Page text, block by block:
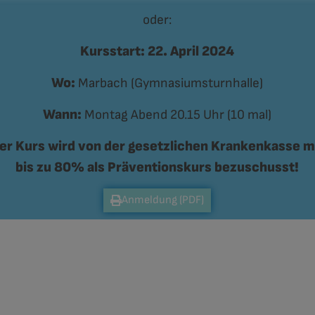
oder:
Kursstart: 22. April 2024
Wo: Marbach (Gymnasiumsturnhalle)
Wann: Montag Abend 20.15 Uhr (10 mal)
Kurs wird von der gesetzlichen Krankenkasse
bis zu 80% als Präventionskurs bezuschusst!
Anmeldung (PDF)